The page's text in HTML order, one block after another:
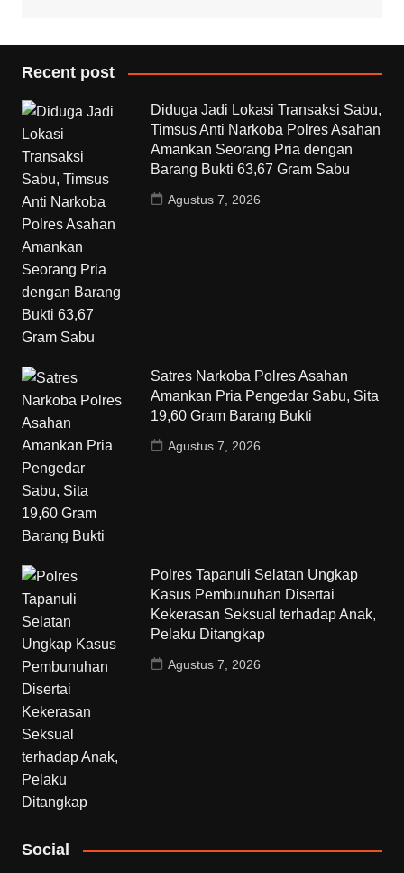
Recent post
Diduga Jadi Lokasi Transaksi Sabu,
Timsus Anti Narkoba Polres Asahan
Amankan Seorang Pria dengan
Barang Bukti 63,67 Gram Sabu
Agustus 7, 2026
Satres Narkoba Polres Asahan
Amankan Pria Pengedar Sabu, Sita
19,60 Gram Barang Bukti
Agustus 7, 2026
Polres Tapanuli Selatan Ungkap
Kasus Pembunuhan Disertai
Kekerasan Seksual terhadap Anak,
Pelaku Ditangkap
Agustus 7, 2026
Social